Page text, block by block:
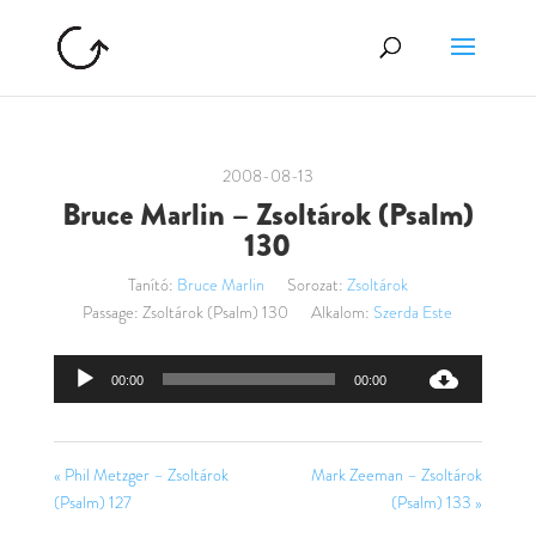
2008-08-13
Bruce Marlin – Zsoltárok (Psalm)
130
Tanító: Bruce Marlin Sorozat: Zsoltárok
Passage: Zsoltárok (Psalm) 130 Alkalom: Szerda Este
Audió
00:00 00:00
« Phil Metzger – Zsoltárok
(Psalm) 127
Mark Zeeman – Zsoltárok
(Psalm) 133 »